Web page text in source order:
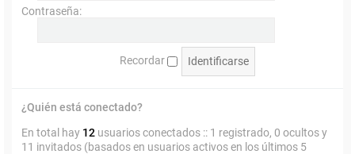
Contraseña:
Recordar
¿Quién está conectado?
En total hay 12 usuarios conectados :: 1 registrado, 0 ocultos y
11 invitados (basados en usuarios activos en los últimos 5